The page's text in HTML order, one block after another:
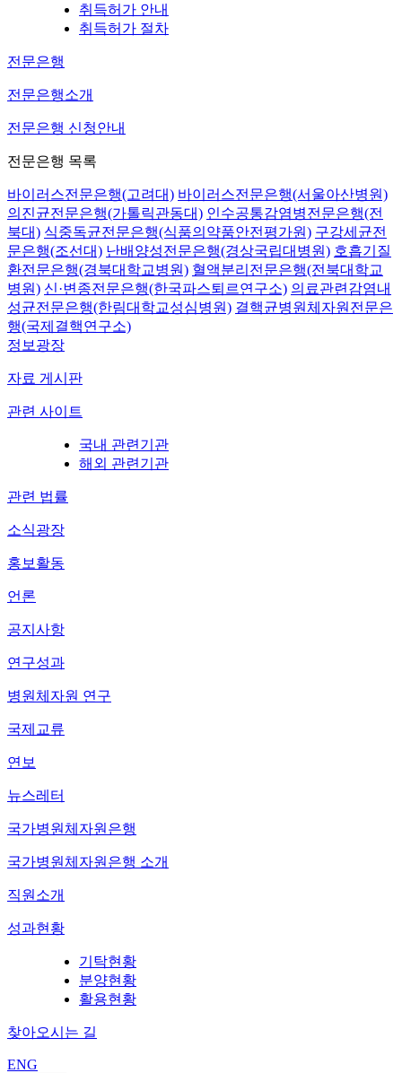
취득허가 안내
취득허가 절차
전문은행
전문은행소개
전문은행 신청안내
전문은행 목록
바이러스전문은행(고려대) 바이러스전문은행(서울아산병원)
의진균전문은행(가톨릭관동대) 인수공통감염병전문은행(전
북대) 식중독균전문은행(식품의약품안전평가원) 구강세균전
문은행(조선대) 난배양성전문은행(경상국립대병원) 호흡기질
환전문은행(경북대학교병원) 혈액분리전문은행(전북대학교
병원) 신·변종전문은행(한국파스퇴르연구소) 의료관련감염내
성균전문은행(한림대학교성심병원) 결핵균병원체자원전문은
행(국제결핵연구소)
정보광장
자료 게시판
관련 사이트
국내 관련기관
해외 관련기관
관련 법률
소식광장
홍보활동
언론
공지사항
연구성과
병원체자원 연구
국제교류
연보
뉴스레터
국가병원체자원은행
국가병원체자원은행 소개
직원소개
성과현황
기탁현황
분양현황
활용현황
찾아오시는 길
ENG